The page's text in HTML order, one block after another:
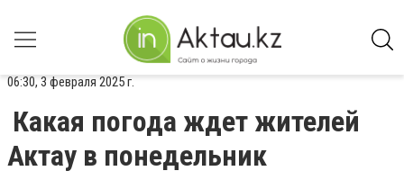
06:30, 3 февраля 2025 г.
Какая погода ждет жителей
Актау в понедельник